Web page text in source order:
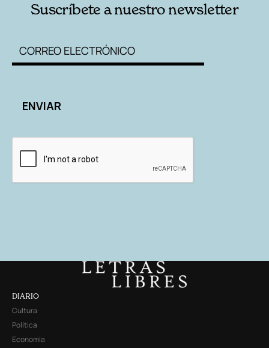
Suscríbete a nuestro newsletter
DIARIO
Cultura
Política
Economía